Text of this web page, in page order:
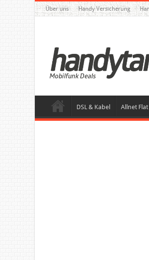
Über uns Handy Versicherung
DSL & Kabel Allnet Flat